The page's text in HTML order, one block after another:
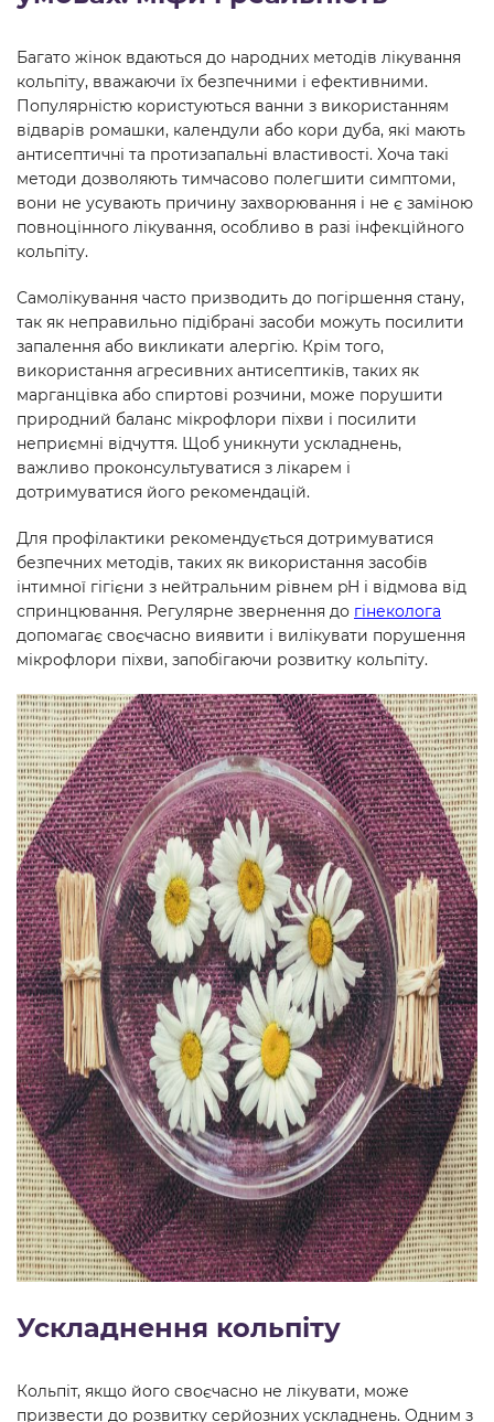
Багато жінок вдаються до народних методів лікування
кольпіту, вважаючи їх безпечними і ефективними.
Популярністю користуються ванни з використанням
відварів ромашки, календули або кори дуба, які мають
антисептичні та протизапальні властивості. Хоча такі
методи дозволяють тимчасово полегшити симптоми,
вони не усувають причину захворювання і не є заміною
повноцінного лікування, особливо в разі інфекційного
кольпіту.
Самолікування часто призводить до погіршення стану,
так як неправильно підібрані засоби можуть посилити
запалення або викликати алергію. Крім того,
використання агресивних антисептиків, таких як
марганцівка або спиртові розчини, може порушити
природний баланс мікрофлори піхви і посилити
неприємні відчуття. Щоб уникнути ускладнень,
важливо проконсультуватися з лікарем і
дотримуватися його рекомендацій.
Для профілактики рекомендується дотримуватися
безпечних методів, таких як використання засобів
інтимної гігієни з нейтральним рівнем pH і відмова від
спринцювання. Регулярне звернення до гінеколога
допомагає своєчасно виявити і вилікувати порушення
мікрофлори піхви, запобігаючи розвитку кольпіту.
Ускладнення кольпіту
Кольпіт, якщо його своєчасно не лікувати, може
призвести до розвитку серйозних ускладнень. Одним з